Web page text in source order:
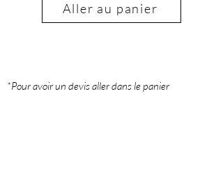
Aller au panier
*Pour avoir un devis aller dans le panier